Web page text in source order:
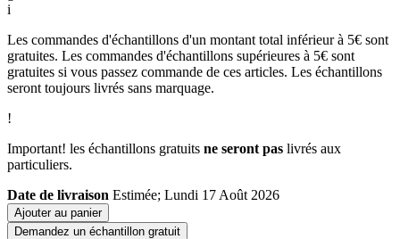
i
Les commandes d'échantillons d'un montant total inférieur à 5€ sont
gratuites. Les commandes d'échantillons supérieures à 5€ sont
gratuites si vous passez commande de ces articles. Les échantillons
seront toujours livrés sans marquage.
!
Important! les échantillons gratuits ne seront pas livrés aux
particuliers.
Date de livraison Estimée; Lundi 17 Août 2026
Ajouter au panier
Demandez un échantillon gratuit